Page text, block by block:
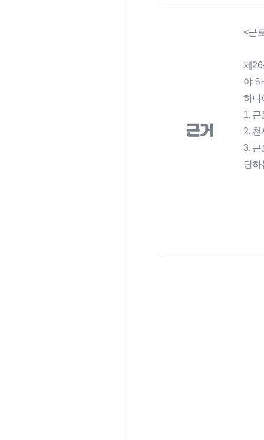
근거
<근
제
야
하나
1.
2.
3.
당하